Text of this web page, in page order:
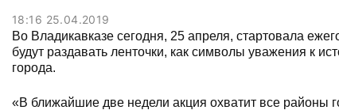
18:16 25.04.2019
Во Владикавказе сегодня, 25 апреля, стартовала
будут раздавать ленточки, как символы уважения к
города.
«В ближайшие две недели акция охватит все районы